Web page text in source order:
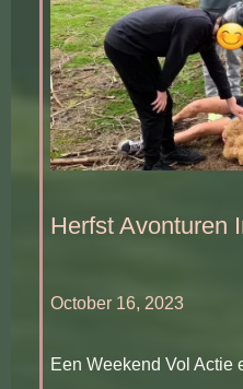
Herfst Avonturen
October 16, 2023
Een Weekend Vol Actie